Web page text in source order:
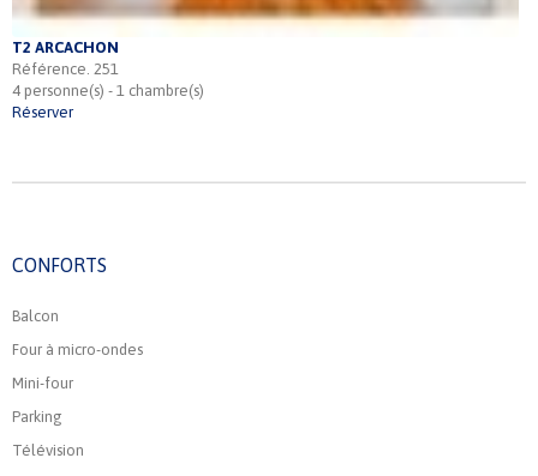
T2 ARCACHON
Référence. 251
4 personne(s) - 1 chambre(s)
Réserver
CONFORTS
Balcon
Four à micro-ondes
Mini-four
Parking
Télévision